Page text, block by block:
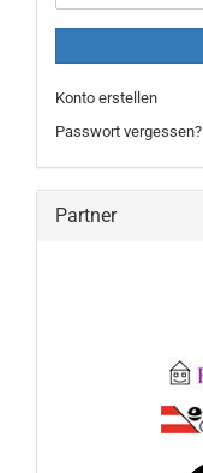
Konto erstellen
Passwort vergessen?
Partner